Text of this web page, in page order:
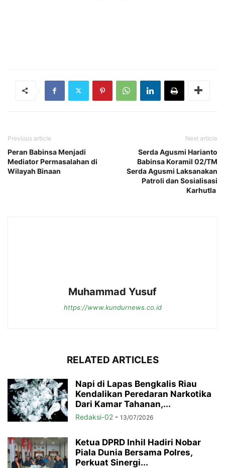
Previous article
Peran Babinsa Menjadi
Mediator Permasalahan di
Wilayah Binaan
Next article
Serda Agusmi Harianto
Babinsa Koramil 02/TM
Serda Agusmi Laksanakan
Patroli dan Sosialisasi
Karhutla
Muhammad Yusuf
https://www.kundurnews.co.id
RELATED ARTICLES
Napi di Lapas Bengkalis Riau
Kendalikan Peredaran Narkotika
Dari Kamar Tahanan,...
Redaksi-02 - 13/07/2026
Ketua DPRD Inhil Hadiri Nobar
Piala Dunia Bersama Polres,
Perkuat Sinergi...